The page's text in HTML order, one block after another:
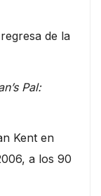
de la
Pal:
Kent en
a los 90